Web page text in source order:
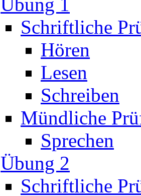
Übung 1
Schriftliche
Hören
Lesen
Schreiben
Mündliche
Sprechen
Übung 2
Schriftliche